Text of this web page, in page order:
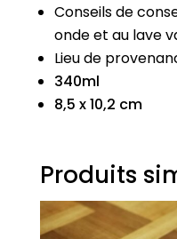
Conseils de
onde et au lave
Lieu de
340ml
8,5 x 10,2 cm
Produits